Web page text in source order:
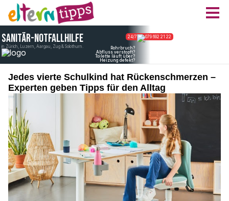
Jedes vierte Schulkind hat Rückenschmerzen –
Experten geben Tipps für den Alltag